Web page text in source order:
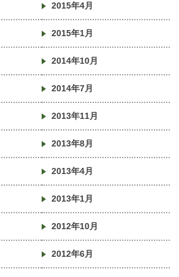
2015年4月
2015年1月
2014年10月
2014年7月
2013年11月
2013年8月
2013年4月
2013年1月
2012年10月
2012年6月